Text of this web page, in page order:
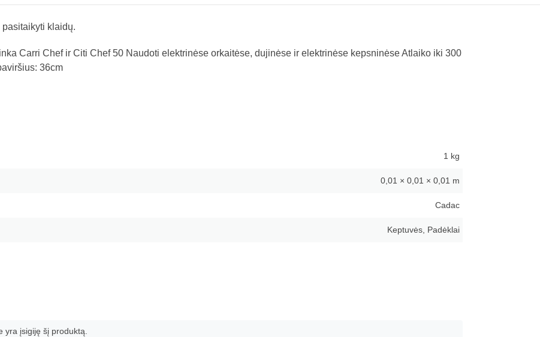
klaidų.
Carri Chef ir Citi Chef 50 Naudoti elektrinėse orkaitėse, dujinėse ir elektrinėse kepsninėse Atlaiko iki 300
36cm
1 kg
0,01 × 0,01 × 0,01 m
Cadac
Keptuvės, Padėklai
yra įsigiję šį produktą.